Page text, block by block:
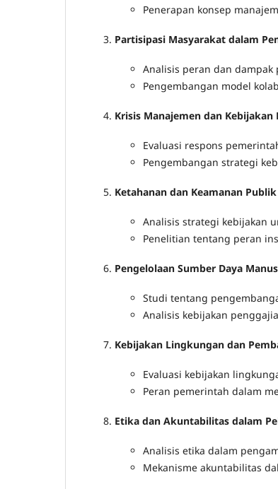
Penerapan konsep
Partisipasi Masyarakat dalam
Analisis peran dan dampak
Pengembangan model
Krisis Manajemen dan Kebijakan
Evaluasi respons
Pengembangan strategi
Ketahanan dan Keamanan Publik
Analisis strategi kebijakan
Penelitian tentang peran
Pengelolaan Sumber Daya
Studi tentang
Analisis kebijakan
Kebijakan Lingkungan dan
Evaluasi kebijakan
Peran pemerintah dalam
Etika dan Akuntabilitas dalam
Analisis etika dalam
Mekanisme akuntabilitas